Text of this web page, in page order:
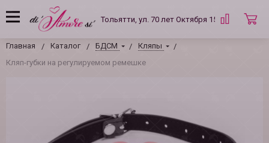
Тольятти, ул. 70 лет Октября 15 Б
Главная Каталог БДСМ
Кляпы
Кляп-губки на регулируемом ремешке